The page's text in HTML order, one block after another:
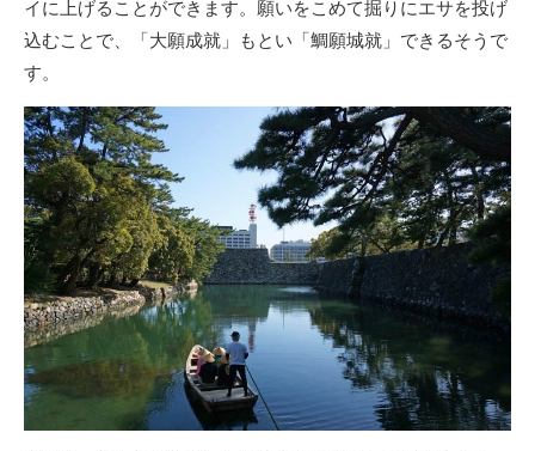
イに上げることができます。願いをこめて掘りにエサを投げ
込むことで、「大願成就」もとい「鯛願城就」できるそうで
す。